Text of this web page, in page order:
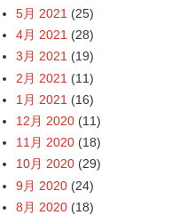
5月 2021 (25)
4月 2021 (28)
3月 2021 (19)
2月 2021 (11)
1月 2021 (16)
12月 2020 (11)
11月 2020 (18)
10月 2020 (29)
9月 2020 (24)
8月 2020 (18)